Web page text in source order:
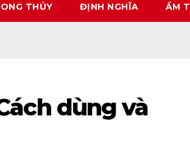
THỦY ĐỊNH NGHĨA ẨM
dùng và